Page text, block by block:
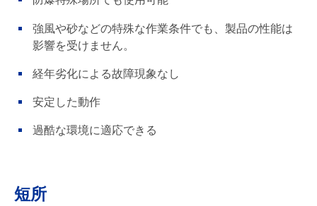
強風や砂などの特殊な作業条件でも、製品の性能は
影響を受けません。
経年劣化による故障現象なし
安定した動作
過酷な環境に適応できる
短所